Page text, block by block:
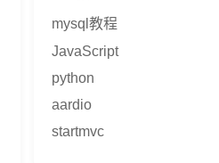
mysql教程
JavaScript
python
aardio
startmvc